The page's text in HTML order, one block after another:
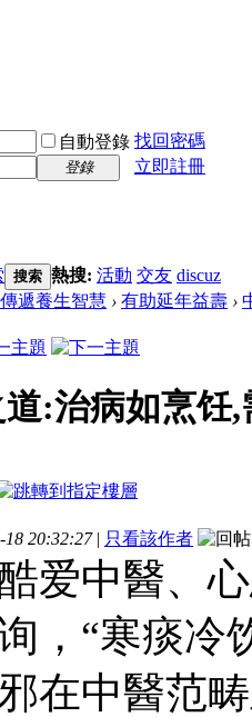
自動登錄 找回密碼
登錄
立即註冊
搜索 熱搜: 活動 交友 discuz
傳遞養生智慧 › 有助延年益壽 ›
:治病如烹饪
18 20:32:27 | 只看該作者
爱中醫、
，“寒痰冷
在中醫范